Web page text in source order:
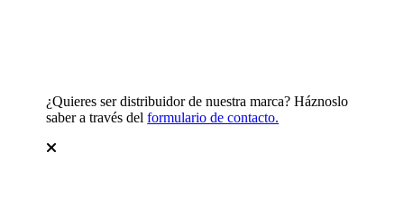
¿Quieres ser distribuidor de nuestra marca? Háznoslo
saber a través delformulario de contacto.